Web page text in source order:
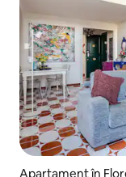
Apartament în